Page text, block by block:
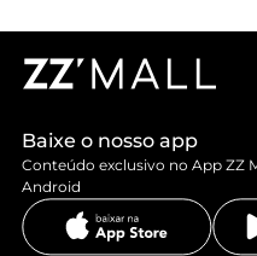
Baixe o nosso app
Conteúdo exclusivo no App ZZ
Android